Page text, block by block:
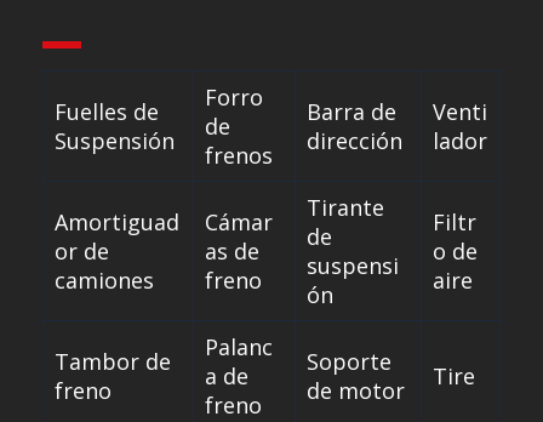
Fuelles de
Suspensión
Forro
de
frenos
Barra de
dirección
Venti
lador
Amortiguad
or de
camiones
Cámar
as de
freno
Tirante
de
suspensi
ón
Filtr
o de
aire
Tambor de
freno
Palanc
a de
freno
Soporte
de motor
Tire